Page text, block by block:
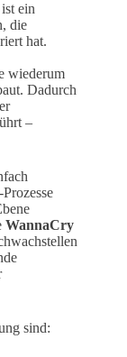
ein
die
hat.
wiederum
Dadurch
–
WannaCry
sind: